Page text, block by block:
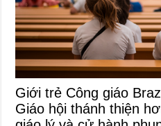
Giới trẻ Công giáo
Giáo hội thánh thiện